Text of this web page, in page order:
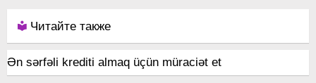
Читайте также
Ən sərfəli krediti almaq üçün müraciət et